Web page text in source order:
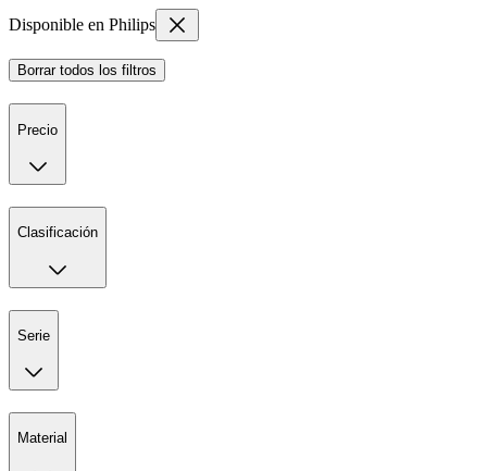
Disponible en Philips
Borrar todos los filtros
Precio
Clasificación
Serie
Material